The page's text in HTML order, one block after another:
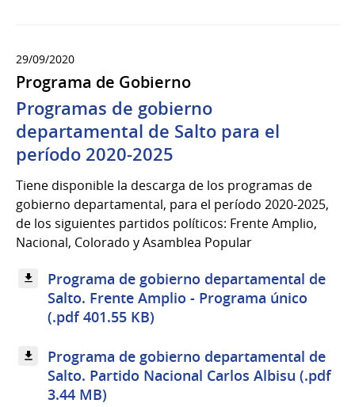
29/09/2020
Programa de Gobierno
Programas de gobierno
departamental de Salto para el
período 2020-2025
Tiene disponible la descarga de los programas de
gobierno departamental, para el período 2020-2025,
de los siguientes partidos políticos: Frente Amplio,
Nacional, Colorado y Asamblea Popular
Programa de gobierno departamental de
Salto. Frente Amplio - Programa único
(.pdf 401.55 KB)
Programa de gobierno departamental de
Salto. Partido Nacional Carlos Albisu (.pdf
3.44 MB)